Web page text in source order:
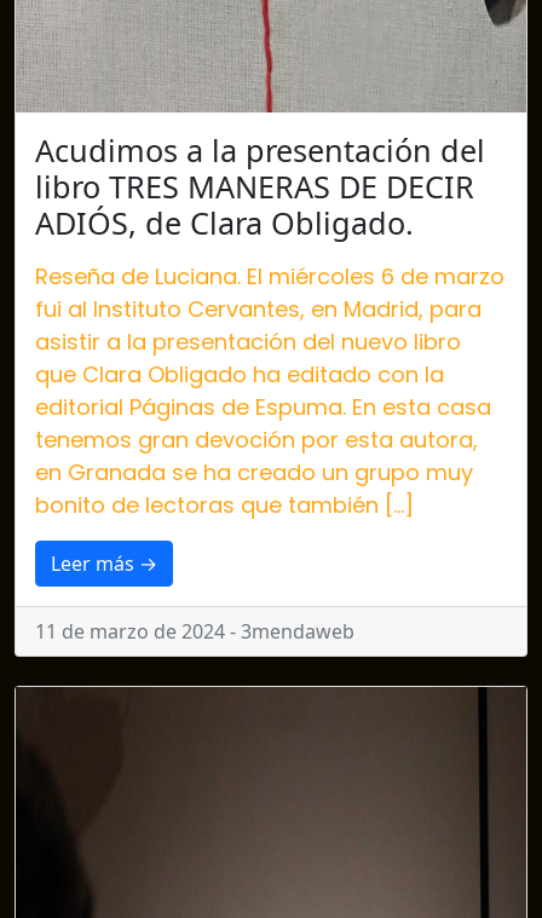
Acudimos a la presentación del
libro TRES MANERAS DE DECIR
ADIÓS, de Clara Obligado.
Reseña de Luciana. El miércoles 6 de marzo
fui al Instituto Cervantes, en Madrid, para
asistir a la presentación del nuevo libro
que Clara Obligado ha editado con la
editorial Páginas de Espuma. En esta casa
tenemos gran devoción por esta autora,
en Granada se ha creado un grupo muy
bonito de lectoras que también […]
Leer más →
11 de marzo de 2024 - 3mendaweb